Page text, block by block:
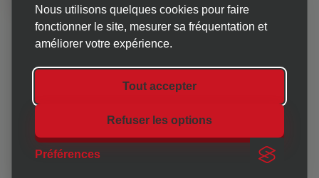
Nous utilisons quelques cookies pour faire
fonctionner le site, mesurer sa fréquentation et
améliorer votre expérience.
Tout accepter
Refuser les options
Préférences
INFOS & MÉTÉO
CHRONO 30-07 est une association qui accompagne les
organisateurs d'événements sportifs et associatifs en
Gard-Ardèche.